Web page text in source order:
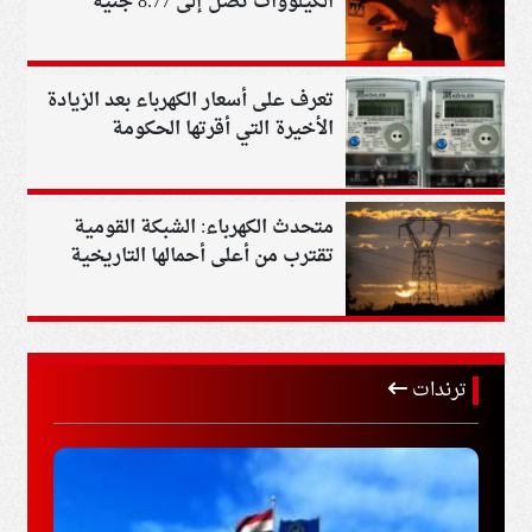
تعرف على أسعار الكهرباء بعد الزيادة
الأخيرة التي أقرتها الحكومة
متحدث الكهرباء: الشبكة القومية
تقترب من أعلى أحمالها التاريخية
ترندات